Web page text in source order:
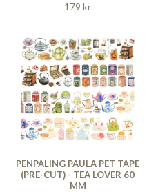
179 kr
PENPALING PAULA PET TAPE
(PRE-CUT) - TEA LOVER 60
MM